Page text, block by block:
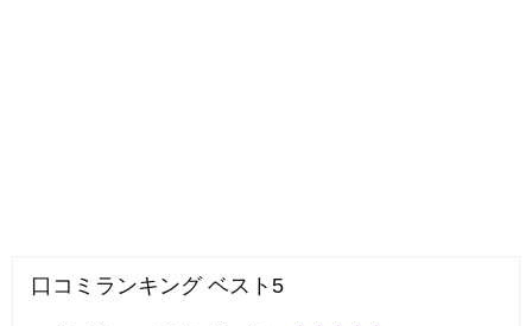
口コミランキング ベスト5